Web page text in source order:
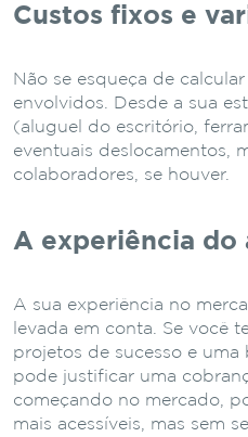
Custos fixos e
Não se esqueça de
envolvidos. Desde a sua
(aluguel do escritório,
eventuais deslocamentos,
colaboradores, se houver.
A experiência do
A sua experiência no
levada em conta. Se você
projetos de sucesso e uma
pode justificar uma
começando no mercado,
mais acessíveis, mas sem